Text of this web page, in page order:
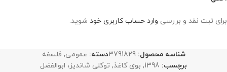
برای ثبت نقد و بررسی وارد حساب کاربری خود شوید.
شناسه محصول:3791829دسته: عمومی, فلسفه
برچسب: 1398
, بوی کاغذ, توکلی شاندیز، ابوالفضل